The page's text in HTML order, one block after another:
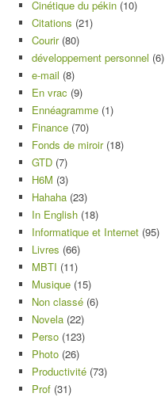
Cinétique du pékin (10)
Citations (21)
Courir(80)
développement personnel (6)
e-mail (8)
En vrac (9)
Ennéagramme (1)
Finance (70)
Fonds de miroir(18)
GTD (7)
H6M (3)
Hahaha (23)
In English (18)
Informatique et Internet (95)
Livres (66)
MBTI (11)
Musique (15)
Non classé (6)
Novela (22)
Perso (123)
Photo (26)
Productivité (73)
Prof (31)